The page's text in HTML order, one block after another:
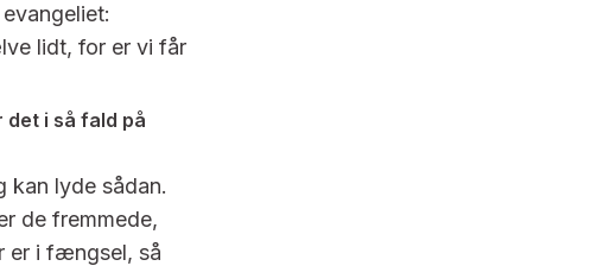
lidt, for er vi får
det i så fald på
kan lyde sådan.
de fremmede,
er i fængsel, så